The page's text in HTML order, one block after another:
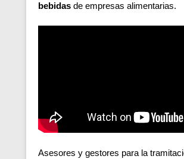
bebidas de empresas alimentarias.
Asesores y gestores para la